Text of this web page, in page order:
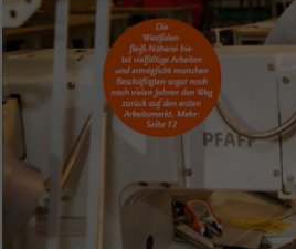
Sie möchten uns eine Spende
Dann klicken Sie bittehier!
Alternativ können Sie auch an unser
überweisen:
Kontoinhaber: Westfalenfleiß GmbH
IBAN: DE79400501500034546739